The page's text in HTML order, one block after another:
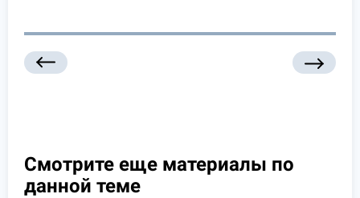
Смотрите еще материалы по
данной теме